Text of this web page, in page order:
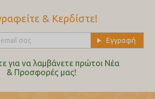
& Κερδίστε!
για να λαμβάνετε πρώτοι Nέα
& Προσφορές μας!